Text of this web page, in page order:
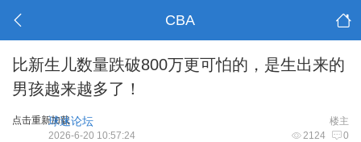
CBA
比新生儿数量跌破800万更可怕的，是生出来的
男孩越来越多了！
点击重新加载 楼主
球迷论坛
2124 0
2026-6-20 10:57:24